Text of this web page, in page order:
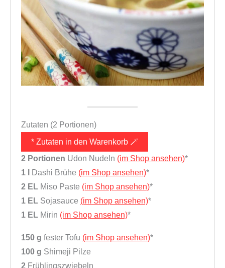
Zutaten (2 Portionen)
* Zutaten in den Warenkorb 🪄
2 Portionen Udon Nudeln (im Shop ansehen)*
1 l
Dashi Brühe (im Shop ansehen)*
2 EL Miso Paste (im Shop ansehen)*
1 EL Sojasauce (im Shop ansehen)*
1 EL Mirin (im Shop ansehen)*
150 g fester Tofu (im Shop ansehen)*
100 g Shimeji Pilze
2 Frühlingszwiebeln